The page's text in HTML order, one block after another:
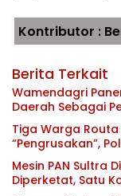
Kontributor :
Berita Terkait
Wamendagri
Daerah Sebagai
Tiga Warga
“Pengrusakan”,
Mesin PAN Sultra
Diperketat, Satu